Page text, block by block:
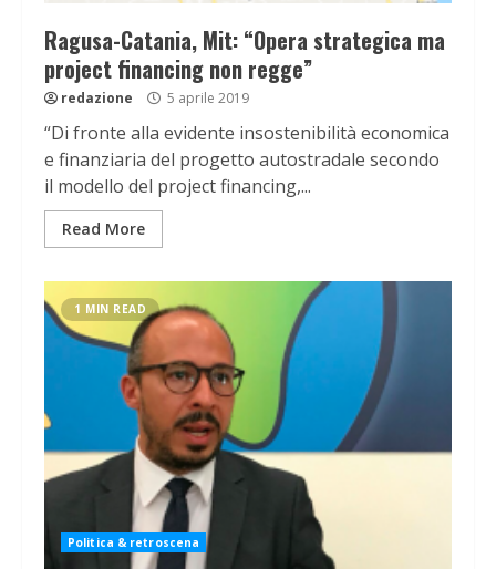
Ragusa-Catania, Mit: “Opera strategica ma
project financing non regge”
redazione 5 aprile 2019
“Di fronte alla evidente insostenibilità economica
e finanziaria del progetto autostradale secondo
il modello del project financing,...
Read More
1 MIN READ
Politica & retroscena